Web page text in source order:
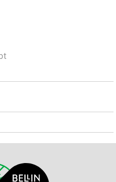
Melide, Mercato
Parco San Grato,
Airolo. Bekannte
gut erreichbar: Lago di
Besitzer akzeptiert
sind buchbar.
Befindet sich auf